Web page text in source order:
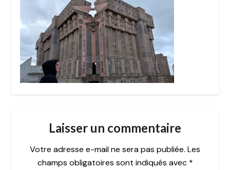
Laisser un commentaire
Votre adresse e-mail ne sera pas publiée. Les
champs obligatoires sont indiqués avec *